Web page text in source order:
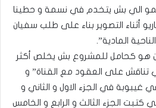
الي بش يتخدم في نسمة و حطينا
أثناء التصوير بناء على طلب سفيان
المادية”.
هو كحامل للمشروع بش يخلص أكثر
على العقود مع القناة” و
غيبوبة في الجزء الاول و الثاني و
كتبت الجزء الثالث و الرابع و الخامس